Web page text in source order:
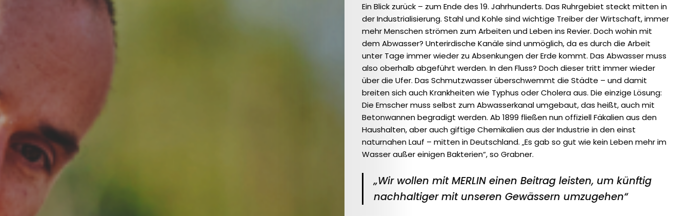
Ausgabe
2023
(DE)
/
Schwerpunkt:
Gesundheit
Issue
2023
(EN)
Focus:
Ein Blick zurück – zum Ende des 19. Jahrhunderts. Das Ruhrge­biet steckt mitten in
der Industrialisierung. Stahl und Kohle sind wichtige Treiber der Wirtschaft, immer
mehr Menschen strömen zum Arbeiten und Leben ins Revier. Doch wohin mit
dem Abwas­ser? Unterirdische Kanäle sind unmöglich, da es durch die Arbeit
unter Tage immer wieder zu Absenkungen der Erde kommt. Das Abwasser muss
also oberhalb abgeführt werden. In den Fluss? Doch dieser tritt immer wieder
über die Ufer. Das Schmutzwasser überschwemmt die Städte – und damit
breiten sich auch Krank­heiten wie Typhus oder Cholera aus. Die einzige Lösung:
Die Em­scher muss selbst zum Abwasserkanal umgebaut, das heißt, auch mit
Betonwannen begradigt werden. Ab 1899 fließen nun offiziell Fäkalien aus den
Haushalten, aber auch giftige Chemikalien aus der Industrie in den einst
naturnahen Lauf – mitten in Deutsch­land. „Es gab so gut wie kein Leben mehr im
Wasser außer einigen Bakterien“, so Grabner.
„Wir wollen mit MERLIN einen Beitrag leisten, um künftig
nachhaltiger mit unseren Gewässern umzugehen“